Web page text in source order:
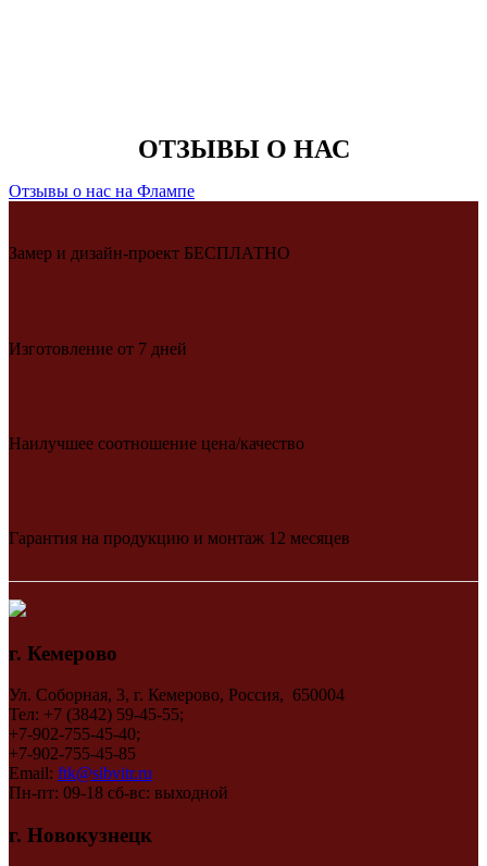
ОТЗЫВЫ О НАС
Отзывы о нас на Флампе
Замер и дизайн-проект БЕСПЛАТНО
Изготовление от 7 дней
Наилучшее соотношение цена/качество
Гарантия на продукцию и монтаж 12 месяцев
г. Кемерово
Ул. Соборная, 3, г. Кемерово, Россия, 650004
Тел: +7 (3842) 59-45-55;
+7-902-755-45-40;
+7-902-755-45-85
Email: ftk@sibvitr.ru
Пн-пт: 09-18 сб-вс: выходной
г. Новокузнецк